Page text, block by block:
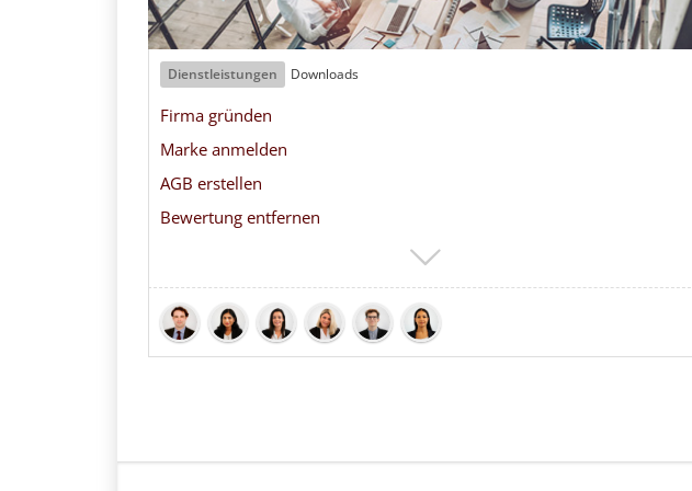
Dienstleistungen Downloads
Firma gründen
Marke anmelden
AGB erstellen
Bewertung entfernen